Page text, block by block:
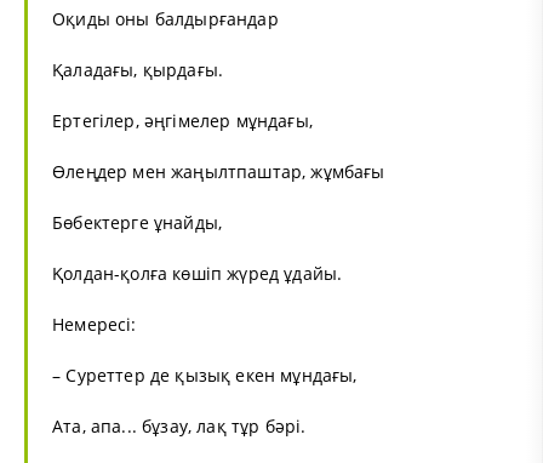
Оқиды оны балдырғандар
Қаладағы, қырдағы.
Ертегілер, әңгімелер мұндағы,
Өлеңдер мен жаңылтпаштар, жұмбағы
Бөбектерге ұнайды,
Қолдан-қолға көшіп жүред ұдайы.
Немересі:
– Суреттер де қызық екен мұндағы,
Ата, апа... бұзау, лақ тұр бәрі.